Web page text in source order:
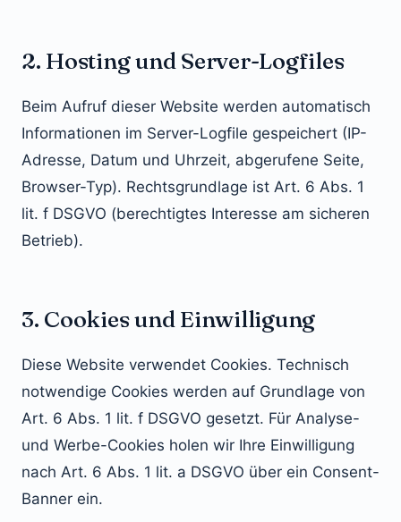
2. Hosting und Server-Logfiles
Beim Aufruf dieser Website werden automatisch
Informationen im Server-Logfile gespeichert (IP-
Adresse, Datum und Uhrzeit, abgerufene Seite,
Browser-Typ). Rechtsgrundlage ist Art. 6 Abs. 1
lit. f DSGVO (berechtigtes Interesse am sicheren
Betrieb).
3. Cookies und Einwilligung
Diese Website verwendet Cookies. Technisch
notwendige Cookies werden auf Grundlage von
Art. 6 Abs. 1 lit. f DSGVO gesetzt. Für Analyse-
und Werbe-Cookies holen wir Ihre Einwilligung
nach Art. 6 Abs. 1 lit. a DSGVO über ein Consent-
Banner ein.